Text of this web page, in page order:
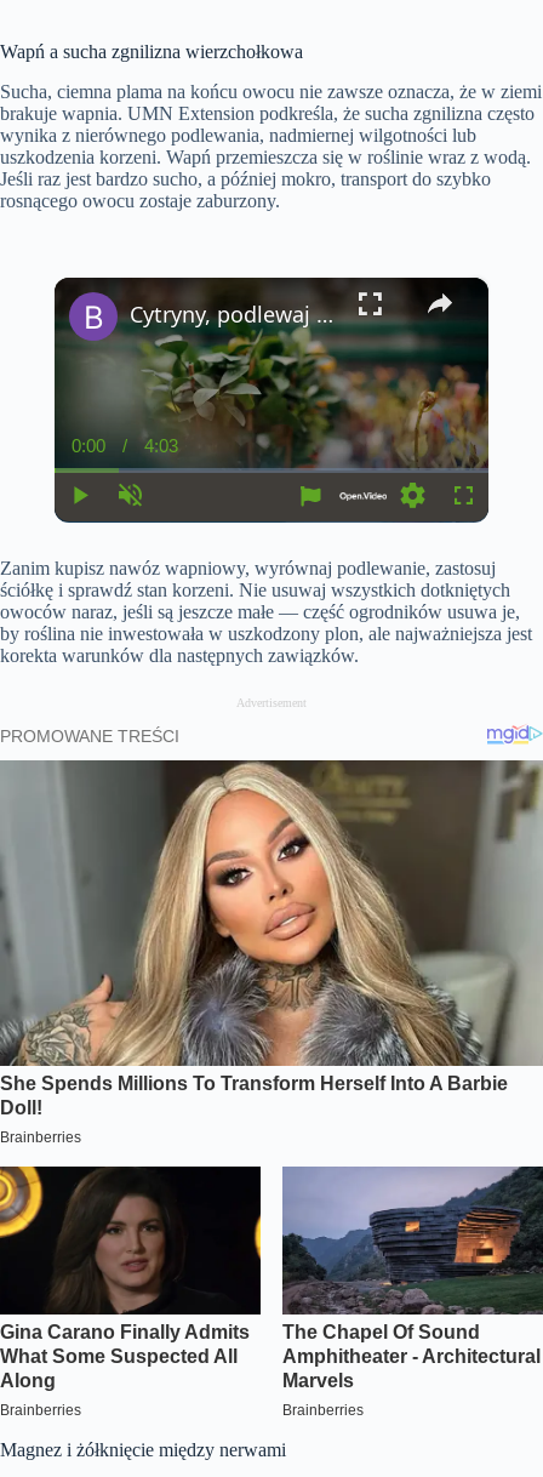
Wapń a sucha zgnilizna wierzchołkowa
Sucha, ciemna plama na końcu owocu nie zawsze oznacza, że w ziemi
brakuje wapnia. UMN Extension podkreśla, że sucha zgnilizna często
wynika z nierównego podlewania, nadmiernej wilgotności lub
uszkodzenia korzeni. Wapń przemieszcza się w roślinie wraz z wodą.
Jeśli raz jest bardzo sucho, a później mokro, transport do szybko
rosnącego owocu zostaje zaburzony.
×
P
y
U
u
t
e
C
u
r
e
t
T
i
m
e
0:00 /
D
u
t
o
n
4:03
S
t
i
n
g
s
F
l
s
c
r
e
Cytryny, podlewaj je w ten sposób: jesienią będą duże i soczyste | Zawsze robiliśmy to źle!
Zanim kupisz nawóz wapniowy, wyrównaj podlewanie, zastosuj
ściółkę i sprawdź stan korzeni. Nie usuwaj wszystkich dotkniętych
owoców naraz, jeśli są jeszcze małe — część ogrodników usuwa je,
by roślina nie inwestowała w uszkodzony plon, ale najważniejsza jest
korekta warunków dla następnych zawiązków.
Advertisement
Magnez i żółknięcie między nerwami